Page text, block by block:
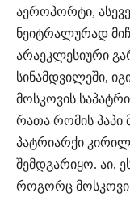
აეროპორტი,
ნეიტრალურად
არაეკლესიური
სინამდვილეში,
მოსკოვის
რათა რომის
პატრიარქი
შემდგარიყო. აი,
როგორც